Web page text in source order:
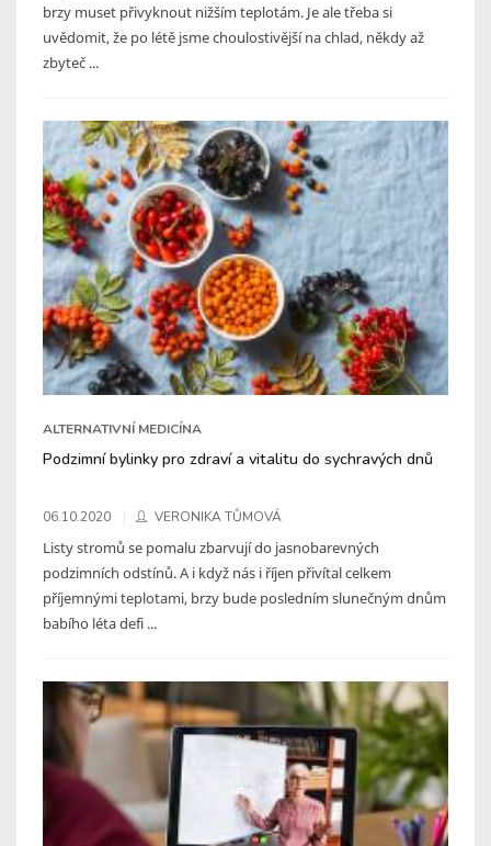
brzy muset přivyknout nižším teplotám. Je ale třeba si
uvědomit, že po létě jsme choulostivější na chlad, někdy až
zbyteč ...
ALTERNATIVNÍ MEDICÍNA
Podzimní bylinky pro zdraví a vitalitu do sychravých dnů
06.10.2020 VERONIKA TŮMOVÁ
Listy stromů se pomalu zbarvují do jasnobarevných
podzimních odstínů. A i když nás i říjen přivítal celkem
příjemnými teplotami, brzy bude posledním slunečným dnům
babího léta defi ...